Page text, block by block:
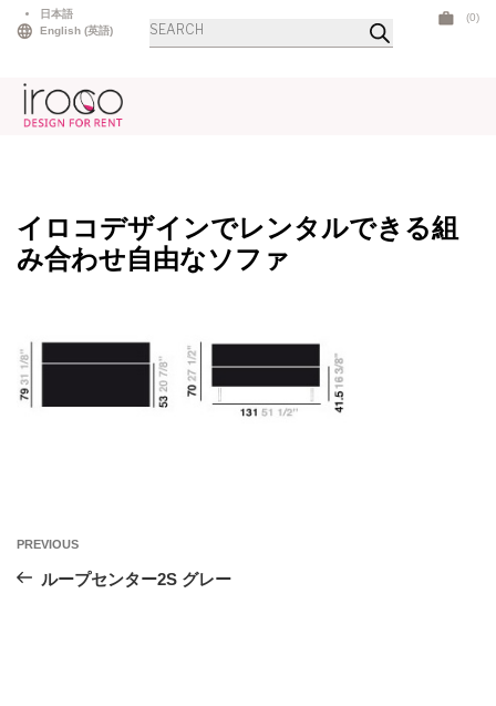
日本語
English (英語)
商
品
(0)
イロコデザインでレンタルできる組
み合わせ自由なソファ
投
稿
Previous
PREVIOUS
ループセンター2S グレー